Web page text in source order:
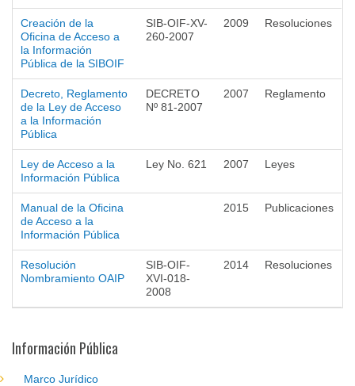
Creación de la
Oficina de Acceso a
la Información
Pública de la SIBOIF
SIB-OIF-XV-
260-2007
2009 Resoluciones
Decreto, Reglamento
de la Ley de Acceso
a la Información
Pública
DECRETO
Nº 81-2007
2007 Reglamento
Ley de Acceso a la
Información Pública
Ley No. 621 2007 Leyes
Manual de la Oficina
de Acceso a la
Información Pública
2015 Publicaciones
Resolución
Nombramiento OAIP
SIB-OIF-
XVI-018-
2008
2014 Resoluciones
Información Pública
Marco Jurídico